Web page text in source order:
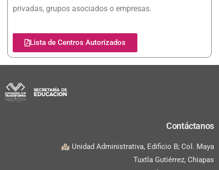
privadas, grupos asociados o empresas.
Lista de Centros Autorizados
Contáctanos
Unidad Administrativa, Edificio B; Col. Maya
Tuxtla Gutiérrez, Chiapas